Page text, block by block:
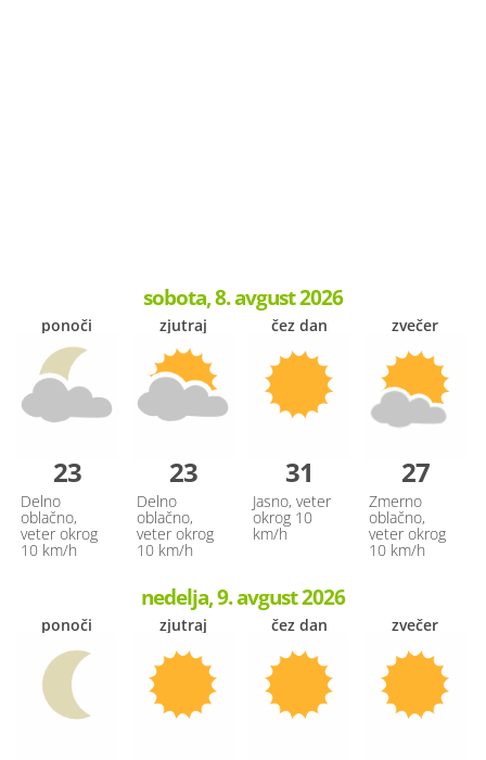
sobota, 8. avgust 2026
ponoči
23
Delno
oblačno,
veter okrog
10 km/h
zjutraj
23
Delno
oblačno,
veter okrog
10 km/h
čez dan
31
Jasno, veter
okrog 10
km/h
zvečer
27
Zmerno
oblačno,
veter okrog
10 km/h
nedelja, 9. avgust 2026
ponoči zjutraj čez dan zvečer